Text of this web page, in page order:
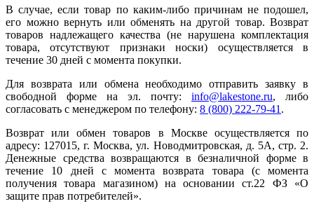
В случае, если товар по каким-либо причинам не подошел,
его можно вернуть или обменять на другой товар. Возврат
товаров надлежащего качества (не нарушена комплектация
товара, отсутствуют признаки носки) осуществляется в
течение 30 дней с момента покупки.
Для возврата или обмена необходимо отправить заявку в
свободной форме на эл. почту: info@lakestone.ru, либо
согласовать с менеджером по телефону: 8 (800) 222-79-41 .
Возврат или обмен товаров в Москве осуществляется по
адресу: 127015, г. Москва, ул. Новодмитровская, д. 5А, стр. 2.
Денежные средства возвращаются в безналичной форме в
течение 10 дней с момента возврата товара (с момента
получения товара магазином) на основании ст.22 ФЗ «О
защите прав потребителей».